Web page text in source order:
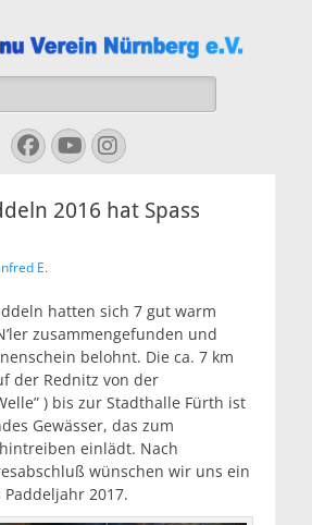
Kanu Verein
Nuernberg
Facebook
YouTube
Instagram
2016 hat Spass
E.
hatten sich 7 gut warm
zusammengefunden und
belohnt. Die ca. 7 km
der Rednitz von der
) bis zur Stadthalle Fürth ist
Gewässer, das zum
einlädt. Nach
wünschen wir uns ein
2017.